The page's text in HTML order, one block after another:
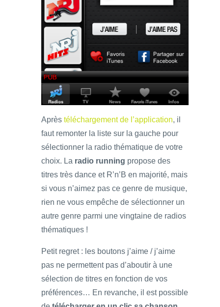
Après téléchargement de l’application, il
faut remonter la liste sur la gauche pour
sélectionner la radio thématique de votre
choix. La radio running propose des
titres très dance et R’n’B en majorité, mais
si vous n’aimez pas ce genre de musique,
rien ne vous empêche de sélectionner un
autre genre parmi une vingtaine de radios
thématiques !
Petit regret : les boutons j’aime / j’aime
pas ne permettent pas d’aboutir à une
sélection de titres en fonction de vos
préférences… En revanche, il est possible